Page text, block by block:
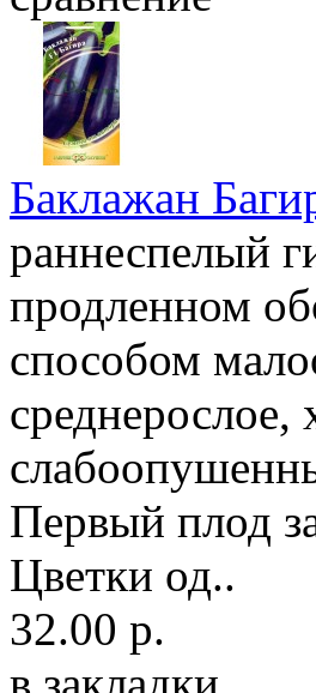
Баклажан
раннеспелый
продленном
способом
Первый плод
Цветки од..
32.00 р.
в закладки